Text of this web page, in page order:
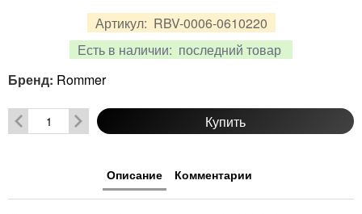
Артикул: RBV-0006-0610220
Есть в наличии: последний товар
Бренд: Rommer
Купить
Описание Комментарии